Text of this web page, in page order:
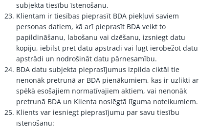
subjekta tiesību īstenošanu.
Klientam ir tiesības pieprasīt BDA piekļuvi saviem
personas datiem, kā arī pieprasīt BDA veikt to
papildināšanu, labošanu vai dzēšanu, izsniegt datu
kopiju, iebilst pret datu apstrādi vai lūgt ierobežot datu
apstrādi un nodrošināt datu pārnesamību.
BDA datu subjekta pieprasījumus izpilda ciktāl tie
nenonāk pretrunā ar BDA pienākumiem, kas ir uzlikti ar
spēkā esošajiem normatīvajiem aktiem, vai nenonāk
pretrunā BDA un Klienta noslēgtā līguma noteikumiem.
Klients var iesniegt pieprasījumu par savu tiesību
īstenošanu: